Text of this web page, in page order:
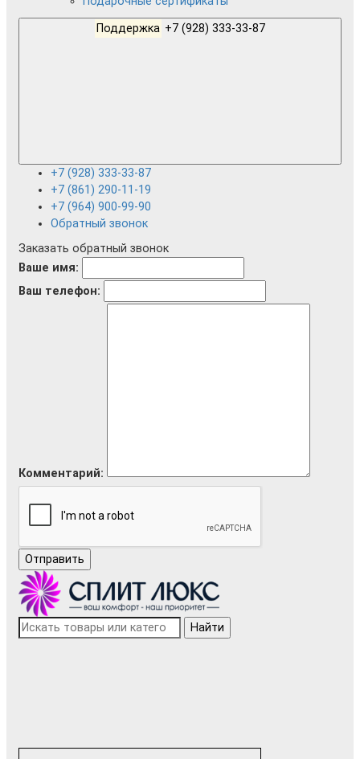
Поддержка
+7 (928) 333-33-87
+7 (861) 290-11-19
+7 (964) 900-99-90
Обратный звонок
Заказать обратный звонок
Ваше имя:
Ваш телефон:
Комментарий:
Отправить
Найти